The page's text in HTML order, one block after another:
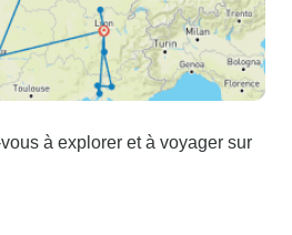
à explorer et à voyager sur